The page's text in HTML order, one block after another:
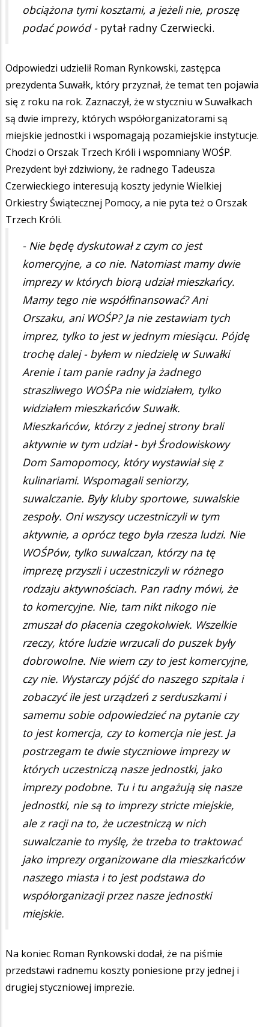
obciążona tymi kosztami, a jeżeli nie, proszę
podać powód - pytał radny Czerwiecki.
Odpowiedzi udzielił Roman Rynkowski, zastępca
prezydenta Suwałk, który przyznał, że temat ten pojawia
się z roku na rok. Zaznaczył, że w styczniu w Suwałkach
są dwie imprezy, których współorganizatorami są
miejskie jednostki i wspomagają pozamiejskie instytucje.
Chodzi o Orszak Trzech Króli i wspomniany WOŚP.
Prezydent był zdziwiony, że radnego Tadeusza
Czerwieckiego interesują koszty jedynie Wielkiej
Orkiestry Świątecznej Pomocy, a nie pyta też o Orszak
Trzech Króli.
- Nie będę dyskutował z czym co jest
komercyjne, a co nie. Natomiast mamy dwie
imprezy w których biorą udział mieszkańcy.
Mamy tego nie współfinansować? Ani
Orszaku, ani WOŚP? Ja nie zestawiam tych
imprez, tylko to jest w jednym miesiącu. Pójdę
trochę dalej - byłem w niedzielę w Suwałki
Arenie i tam panie radny ja żadnego
straszliwego WOŚPa nie widziałem, tylko
widziałem mieszkańców Suwałk.
Mieszkańców, którzy z jednej strony brali
aktywnie w tym udział - był Środowiskowy
Dom Samopomocy, który wystawiał się z
kulinariami. Wspomagali seniorzy,
suwalczanie. Były kluby sportowe, suwalskie
zespoły. Oni wszyscy uczestniczyli w tym
aktywnie, a oprócz tego była rzesza ludzi. Nie
WOŚPów, tylko suwalczan, którzy na tę
imprezę przyszli i uczestniczyli w różnego
rodzaju aktywnościach. Pan radny mówi, że
to komercyjne. Nie, tam nikt nikogo nie
zmuszał do płacenia czegokolwiek. Wszelkie
rzeczy, które ludzie wrzucali do puszek były
dobrowolne. Nie wiem czy to jest komercyjne,
czy nie. Wystarczy pójść do naszego szpitala i
zobaczyć ile jest urządzeń z serduszkami i
samemu sobie odpowiedzieć na pytanie czy
to jest komercja, czy to komercja nie jest. Ja
postrzegam te dwie styczniowe imprezy w
których uczestniczą nasze jednostki, jako
imprezy podobne. Tu i tu angażują się nasze
jednostki, nie są to imprezy stricte miejskie,
ale z racji na to, że uczestniczą w nich
suwalczanie to myślę, że trzeba to traktować
jako imprezy organizowane dla mieszkańców
naszego miasta i to jest podstawa do
współorganizacji przez nasze jednostki
miejskie.
Na koniec Roman Rynkowski dodał, że na piśmie
przedstawi radnemu koszty poniesione przy jednej i
drugiej styczniowej imprezie.